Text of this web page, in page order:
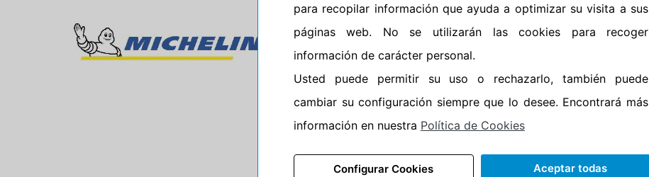
No
Calidad PREMIUM
• P.O.R.
• Oportunidad No
70%
para recopilar información que ayuda a optimizar su visita a sus
páginas web. No se utilizarán las cookies para recoger
información de carácter personal.
Usted puede permitir su uso o rechazarlo, también puede
cambiar su configuración siempre que lo desee. Encontrará más
información en nuestra Política de Cookies
Configurar Cookies Aceptar todas